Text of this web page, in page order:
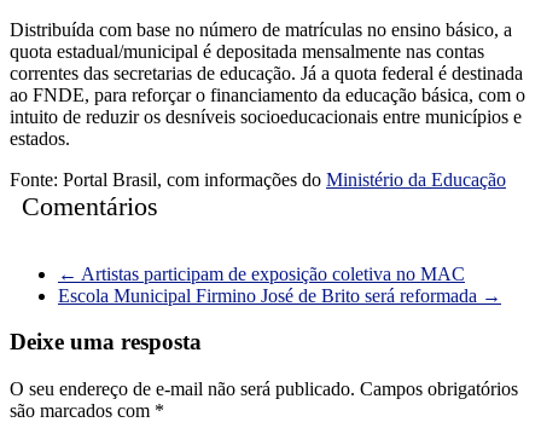
Distribuída com base no número de matrículas no ensino básico, a
quota estadual/municipal é depositada mensalmente nas contas
correntes das secretarias de educação. Já a quota federal é destinada
ao FNDE, para reforçar o financiamento da educação básica, com o
intuito de reduzir os desníveis socioeducacionais entre municípios e
estados.
Fonte: Portal Brasil, com informações do Ministério da Educação
Comentários
← Artistas participam de exposição coletiva no MAC
Escola Municipal Firmino José de Brito será reformada →
Deixe uma resposta
O seu endereço de e-mail não será publicado. Campos obrigatórios
são marcados com *